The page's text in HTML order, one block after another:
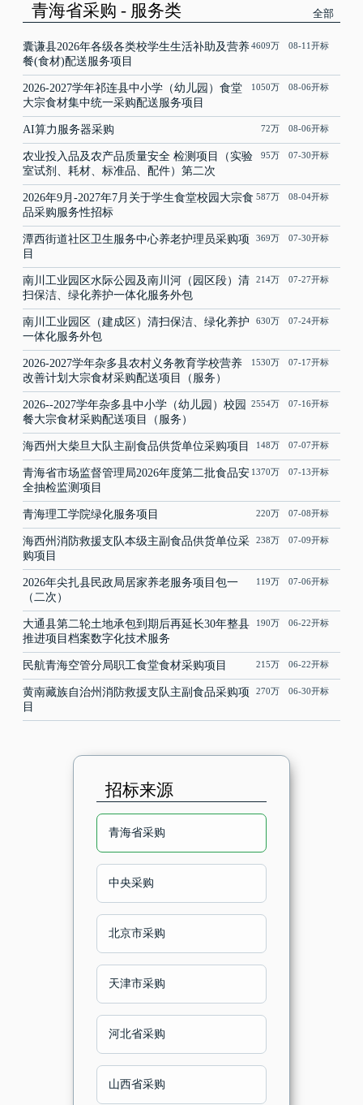
青海省采购 - 服务类 全部
囊谦县2026年各级各类校学生生活补助及营养
餐(食材)配送服务项目
4609万 08-11开标
2026-2027学年祁连县中小学（幼儿园）食堂
大宗食材集中统一采购配送服务项目
1050万 08-06开标
AI算力服务器采购 72万 08-06开标
农业投入品及农产品质量安全 检测项目（实验
室试剂、耗材、标准品、配件）第二次
95万 07-30开标
2026年9月-2027年7月关于学生食堂校园大宗食
品采购服务性招标
587万 08-04开标
潭西街道社区卫生服务中心养老护理员采购项
目
369万 07-30开标
南川工业园区水际公园及南川河（园区段）清
扫保洁、绿化养护一体化服务外包
214万 07-27开标
南川工业园区（建成区）清扫保洁、绿化养护
一体化服务外包
630万 07-24开标
2026-2027学年杂多县农村义务教育学校营养
改善计划大宗食材采购配送项目（服务）
1530万 07-17开标
2026--2027学年杂多县中小学（幼儿园）校园
餐大宗食材采购配送项目（服务）
2554万 07-16开标
海西州大柴旦大队主副食品供货单位采购项目 148万 07-07开标
青海省市场监督管理局2026年度第二批食品安
全抽检监测项目
1370万 07-13开标
青海理工学院绿化服务项目 220万 07-08开标
海西州消防救援支队本级主副食品供货单位采
购项目
238万 07-09开标
2026年尖扎县民政局居家养老服务项目包一
（二次）
119万 07-06开标
大通县第二轮土地承包到期后再延长30年整县
推进项目档案数字化技术服务
190万 06-22开标
民航青海空管分局职工食堂食材采购项目 215万 06-22开标
黄南藏族自治州消防救援支队主副食品采购项
目
270万 06-30开标
招标来源
青海省采购
中央采购
北京市采购
天津市采购
河北省采购
山西省采购